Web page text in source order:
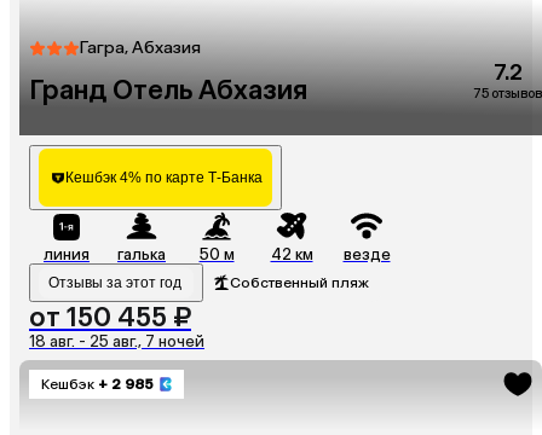
Гагра, Абхазия
Гранд Отель Абхазия
7.2
75 отзывов
Кешбэк 4% по карте Т-Банка
линия галька 50 м 42 км везде
Отзывы за этот год Собственный пляж
от 150 455 ₽
18 авг. - 25 авг., 7 ночей
Кешбэк + 2 985